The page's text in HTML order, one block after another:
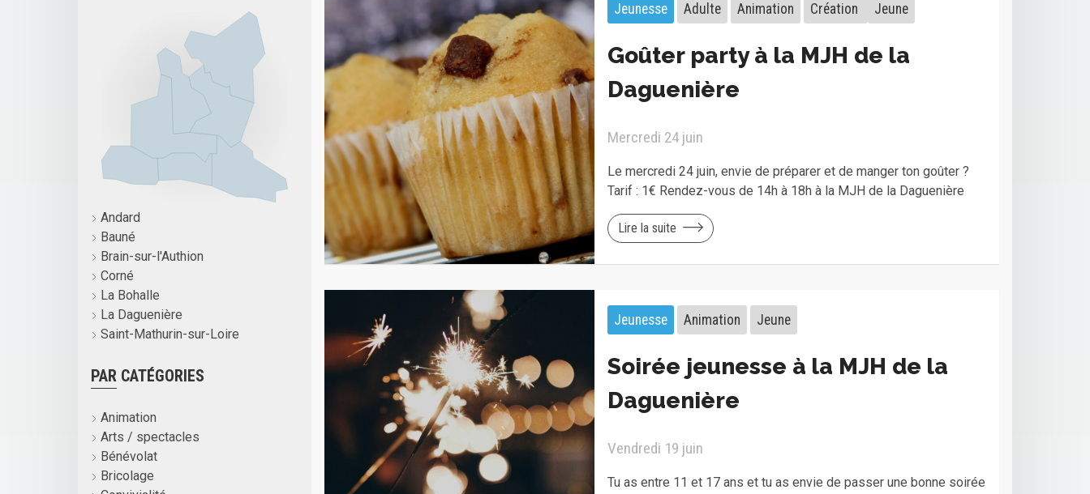
Andard
Bauné
Brain-sur-l'Authion
Corné
La Bohalle
La Daguenière
Saint-Mathurin-sur-Loire
PAR CATÉGORIES
Animation
Arts / spectacles
Bénévolat
Bricolage
Jeunesse Adulte Animation Création Jeune
Goûter party à la MJH de la
Daguenière
Mercredi 24 juin
Le mercredi 24 juin, envie de préparer et de manger ton goûter ?
Tarif : 1€ Rendez-vous de 14h à 18h à la MJH de la Daguenière
Lire la suite
Jeunesse Animation Jeune
Soirée jeunesse à la MJH de la
Daguenière
Vendredi 19 juin
Tu as entre 11 et 17 ans et tu as envie de passer une bonne soirée